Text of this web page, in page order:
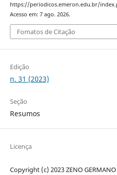
https://periodicos.emeron.edu.br/
Acesso em: 7 ago. 2026.
Fomatos de Citação
Edição
n. 31 (2023)
Seção
Resumos
Licença
Copyright (c) 2023 ZENO GERMANO